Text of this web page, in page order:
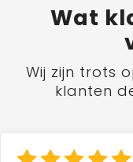
Wat
Wij zijn trots
klanten